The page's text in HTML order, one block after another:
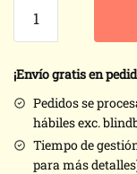
manekineko
de
cerámica
¡Envío gratis en
Pedidos se
hábiles exc.
Tiempo de
para más